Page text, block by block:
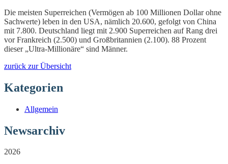
Die meisten Superreichen (Vermögen ab 100 Millionen Dollar ohne
Sachwerte) leben in den USA, nämlich 20.600, gefolgt von China
mit 7.800. Deutschland liegt mit 2.900 Superreichen auf Rang drei
vor Frankreich (2.500) und Großbritannien (2.100). 88 Prozent
dieser „Ultra-Millionäre“ sind Männer.
zurück zur Übersicht
Kategorien
Allgemein
Newsarchiv
2026